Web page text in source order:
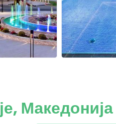
Македонија